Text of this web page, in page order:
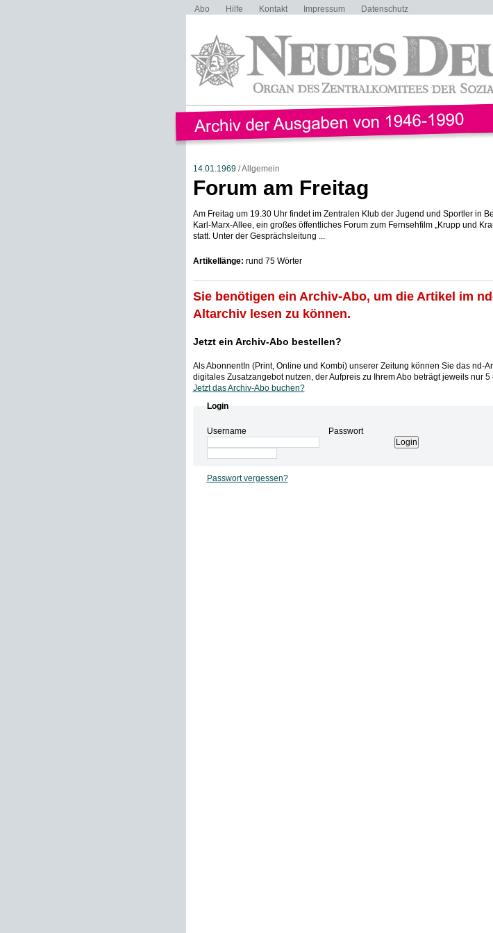
Abo Hilfe Kontakt Impressum Datenschutz
14.01.1969/ Allgemein
Forum am Freitag
Am Freitag um 19.30 Uhr findet im Zentralen Klub der Jugend und Sportler in
Karl-Marx-Allee, ein großes öffentliches Forum zum Fernsehfilm „Krupp und
statt. Unter der Gesprächsleitung ...
Artikellänge: rund 75 Wörter
Sie benötigen ein Archiv-Abo, um die Artikel im
Altarchiv lesen zu können.
Jetzt ein Archiv-Abo bestellen?
Als AbonnentIn (Print, Online und Kombi) unserer Zeitung können Sie das nd-
digitales Zusatzangebot nutzen, der Aufpreis zu Ihrem Abo beträgt jeweils nur 5
Jetzt das Archiv-Abo buchen?
Login
Username Passwort
Passwort vergessen?